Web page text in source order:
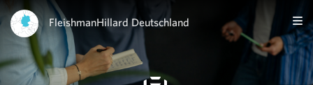
FleishmanHillard Deutschland